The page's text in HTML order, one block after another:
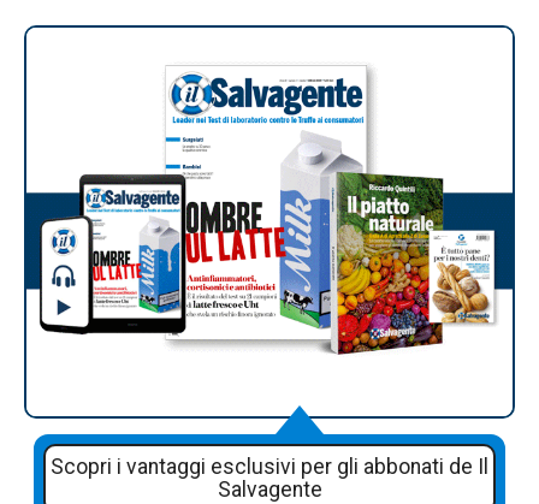
Scopri i vantaggi esclusivi per gli abbonati de Il
Salvagente